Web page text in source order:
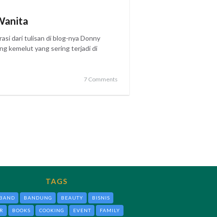
dari tulisan di blog-nya Donny
kemelut yang sering terjadi di
7 Comments
TAGS
BANDUNG BEAUTY BISNIS
BOOKS COOKING EVENT FAMILY